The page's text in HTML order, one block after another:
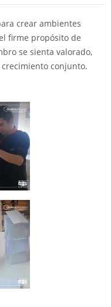
crear ambientes
firme propósito de
se sienta valorado,
conjunto.